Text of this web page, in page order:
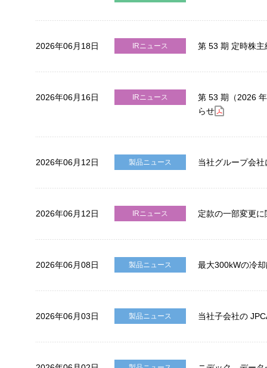
2026年06月18日 IRニュース 第 53 期 定時株
2026年06月16日 IRニュース
第 53 期（2026
らせ
2026年06月12日 製品ニュース 当社グループ会
2026年06月12日 IRニュース 定款の一部変更
2026年06月08日 製品ニュース 最大300kWの冷
2026年06月03日 製品ニュース 当社子会社の